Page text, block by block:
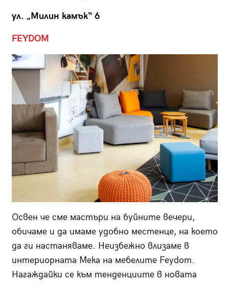
ул. „Милин камък“ 6
FEYDOM
Освен че сме мастъри на буйните вечери,
обичаме и да имаме удобно местенце, на което
да ги настаняваме. Неизбежно влизаме в
интериорната Мека на мебелите Feydom.
Нагаждайки се към тенденциите в новата